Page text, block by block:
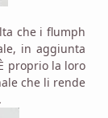
che i flumph
in aggiunta
proprio la loro
che li rende